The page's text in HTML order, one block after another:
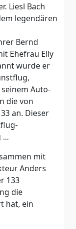
Liesl Bach
legendären
Bernd
Ehefrau Elly
wurde er
Auto-
die von
an. Dieser
mit
Anders
133
die
hat, ein